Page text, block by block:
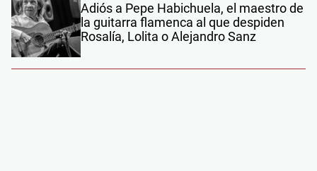
Adiós a Pepe Habichuela, el maestro de
la guitarra flamenca al que despiden
Rosalía, Lolita o Alejandro Sanz